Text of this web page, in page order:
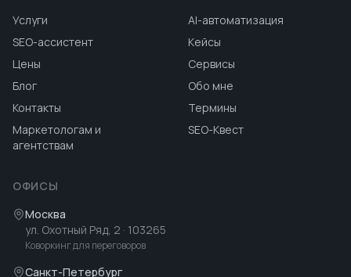
Услуги
AI-автоматизация
SEO-ассистент
Кейсы
Цены
Сервисы
Блог
Обо мне
Контакты
Термины
Маркетологам и
агентствам
SEO-Квест
ОФИСЫ
Москва
ул. Охотный Ряд, 2 · 103265
Коворкинг для переговоров
Санкт-Петербург